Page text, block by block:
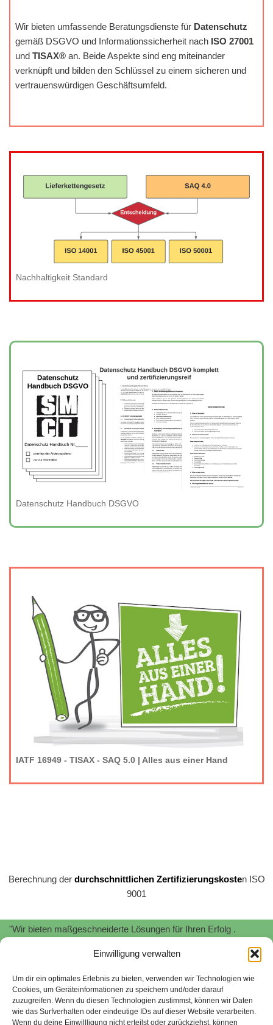
Einwilligung verwalten
Um dir ein optimales Erlebnis zu bieten, verwenden wir Technologien wie
Cookies, um Geräteinformationen zu speichern und/oder darauf
zuzugreifen. Wenn du diesen Technologien zustimmst, können wir Daten
wie das Surfverhalten oder eindeutige IDs auf dieser Website verarbeiten.
Wenn du deine Einwillligung nicht erteilst oder zurückziehst, können
Wir bieten umfassende Beratungsdienste für Datenschutz
gemäß DSGVO und Informationssicherheit nach ISO 27001
und TISAX® an. Beide Aspekte sind eng miteinander
verknüpft und bilden den Schlüssel zu einem sicheren und
vertrauenswürdigen Geschäftsumfeld.
Nachhaltigkeit Standard
Datenschutz Handbuch DSGVO
IATF 16949 - TISAX - SAQ 5.0 | Alles aus einer Hand
Berechnung der durchschnittlichen Zertifizierungskosten ISO
9001
"Wir bieten maßgeschneiderte Lösungen für Ihren Erfolg .
"Wir unterstützen Sie bei der Implementierung und Zertifizierung
vonInformationssicherheitsmanagementsystemennachISO
27001.Schützen Sie Ihre sensiblen Daten und minimieren Sie
Risiken."